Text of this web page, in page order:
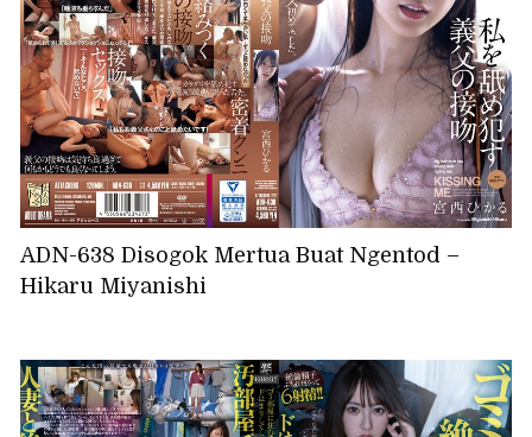
ADN-638 Disogok Mertua Buat Ngentod –
Hikaru Miyanishi